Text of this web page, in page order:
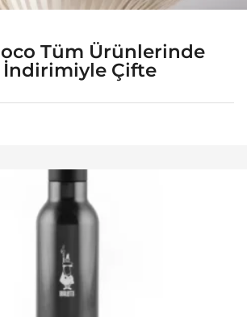
Tüm Ürünlerinde
İndirimiyle Çifte